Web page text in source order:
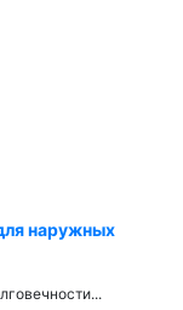
наружных